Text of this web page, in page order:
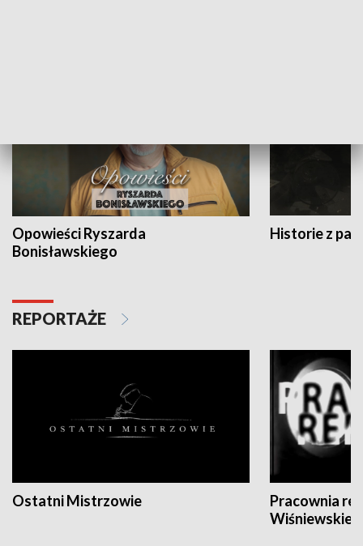
Opowieści Ryszarda
Bonisławskiego
Historie z
REPORTAŻE
Ostatni Mistrzowie
Pracownia